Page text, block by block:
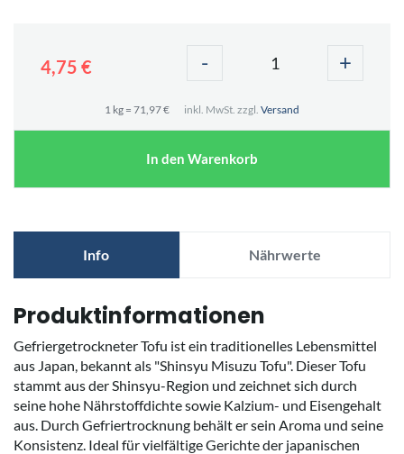
4,75 € - +
1 kg = 71,97 € inkl. MwSt. zzgl. Versand
In den Warenkorb
Info Nährwerte
Produktinformationen
Gefriergetrockneter Tofu ist ein traditionelles Lebensmittel
aus Japan, bekannt als "Shinsyu Misuzu Tofu". Dieser Tofu
stammt aus der Shinsyu-Region und zeichnet sich durch
seine hohe Nährstoffdichte sowie Kalzium- und Eisengehalt
aus. Durch Gefriertrocknung behält er sein Aroma und seine
Konsistenz. Ideal für vielfältige Gerichte der japanischen